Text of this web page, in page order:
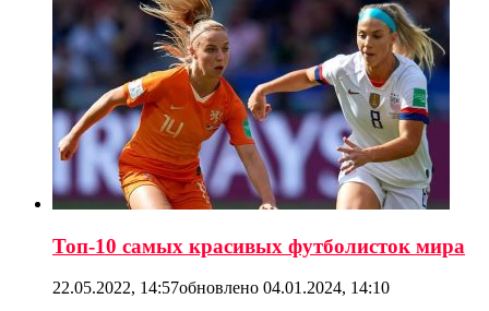
Топ-10 самых красивых футболисток мира
22.05.2022, 14:57обновлено 04.01.2024, 14:10